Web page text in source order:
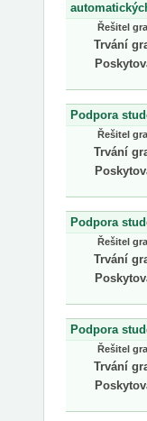
Řešitel
Trvání
Podpora
Řešitel
Trvání
Podpora
Řešitel
Trvání
Podpora
Řešitel
Trvání